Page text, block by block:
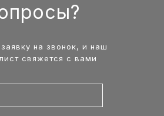
на звонок, и наш
свяжется с вами